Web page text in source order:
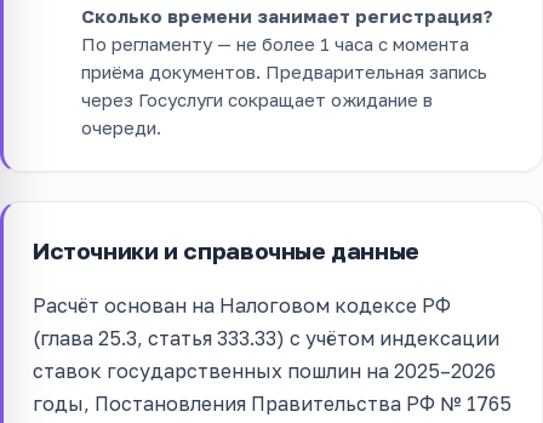
Сколько времени занимает регистрация?
По регламенту — не более 1 часа с момента
приёма документов. Предварительная запись
через Госуслуги сокращает ожидание в
очереди.
Источники и справочные данные
Расчёт основан на Налоговом кодексе РФ
(глава 25.3, статья 333.33) с учётом индексации
ставок государственных пошлин на 2025–2026
годы, Постановления Правительства РФ № 1765